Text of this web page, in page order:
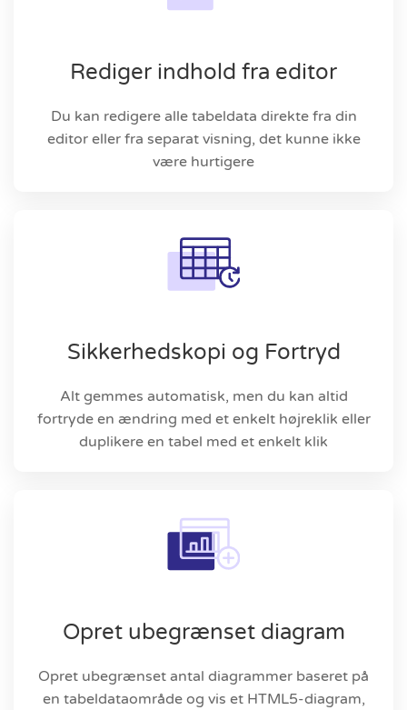
Rediger indhold fra editor
Du kan redigere alle tabeldata direkte fra din
editor eller fra separat visning, det kunne ikke
være hurtigere
Sikkerhedskopi og Fortryd
Alt gemmes automatisk, men du kan altid
fortryde en ændring med et enkelt højreklik eller
duplikere en tabel med et enkelt klik
Opret ubegrænset diagram
Opret ubegrænset antal diagrammer baseret på
en tabeldataområde og vis et HTML5-diagram,